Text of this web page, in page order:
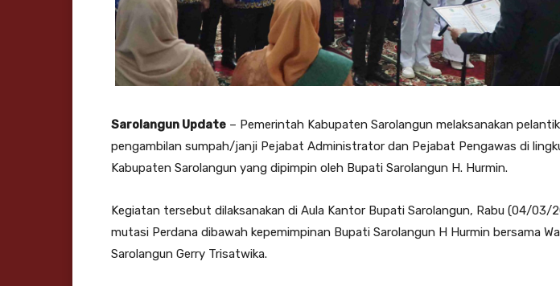
Sarolangun Update – Pemerintah Kabupaten Sarolangun melaksanakan
pengambilan sumpah/janji Pejabat Administrator dan Pejabat Pengawas di
Kabupaten Sarolangun yang dipimpin oleh Bupati Sarolangun H. Hurmin.
Kegiatan tersebut dilaksanakan di Aula Kantor Bupati Sarolangun, Rabu (04/03/
mutasi Perdana dibawah kepemimpinan Bupati Sarolangun H Hurmin bersama
Sarolangun Gerry Trisatwika.